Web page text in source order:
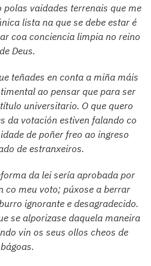
polas vaidades terrenais que me
lista na que se debe estar é
coa conciencia limpia no reino
de Deus.
teñades en conta a miña máis
ao pensar que para ser
universitario. O que quero
da votación estiven falando co
de poñer freo ao ingreso
de estranxeiros.
da lei sería aprobada por
co meu voto; púxose a berrar
ignorante e desagradecido.
se alporizase daquela maneira
vin os seus ollos cheos de
bágoas.